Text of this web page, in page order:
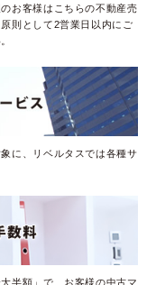
お客様はこちらの不動産売
則として2営業日以内にご
に、リベルタスでは各種サ
半額」で、お客様の中古マ